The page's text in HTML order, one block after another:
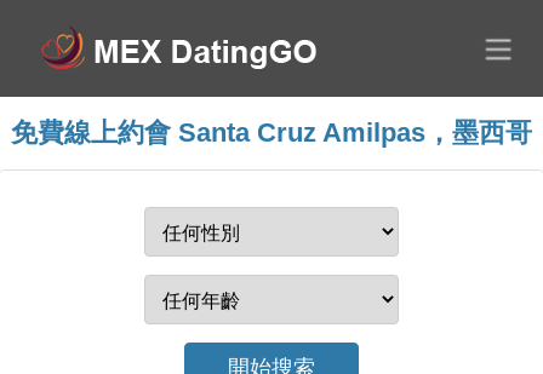
免費線上約會 Santa Cruz Amilpas，墨西哥